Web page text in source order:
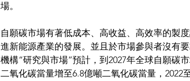
場。
自願碳市場有著低成本、高收益、高效率的製
進新能源產業的發展。並且於市場參與者沒有
機構“研究與市場”預計，到2027年全球自願碳
二氧化碳當量增至6.8億噸二氧化碳當量，2022